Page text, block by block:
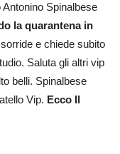
Spinalbese
la quarantena in
e chiede subito
Saluta gli altri vip
belli. Spinalbese
Vip. Ecco Il